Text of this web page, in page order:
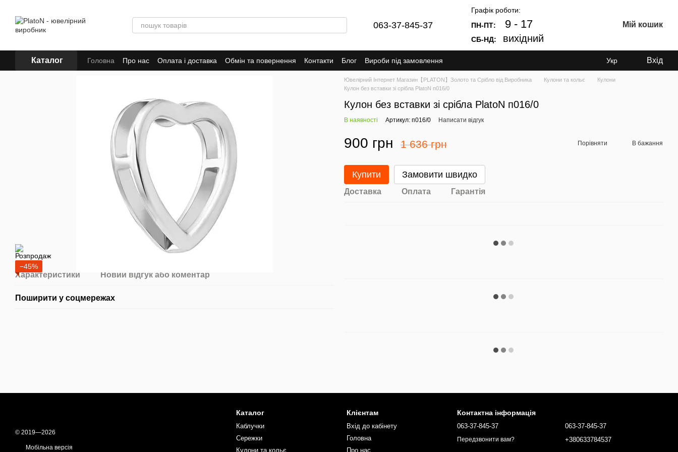
063-37-845-37
Графік роботи:
ПН-ПТ:
9 - 17
СБ-НД: вихідний
Мій кошик
Каталог Головна Про нас Оплата і доставка Обмін та повернення Контакти Блог Вироби під замовлення Укр Вхід
−45%
Характеристики Новий відгук або коментар
Поширити у соцмережах
Ювелірний Інтернет Магазин【PLATON】Золото та Срібло від Виробника Кулони та кольє
Кулони
Кулон без вставки зі срібла PlatoN п016/0
Кулон без вставки зі срібла PlatoN п016/0
В наявності Артикул: п016/0 Написати відгук
900 грн 1 636 грн Порівняти В бажання
Купити Замовити швидко
Доставка Оплата Гарантія
© 2019—2026
Мобільна версія
Каталог
Каблучки
Сережки
Кулони та кольє
Клієнтам
Вхід до кабінету
Головна
Про нас
Контактна інформація
063-37-845-37
Передзвонити вам?
063-37-845-37
+380633784537